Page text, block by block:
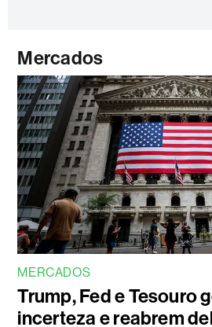
Mercados
MERCADOS
Trump, Fed e Tesouro
incerteza e reabrem